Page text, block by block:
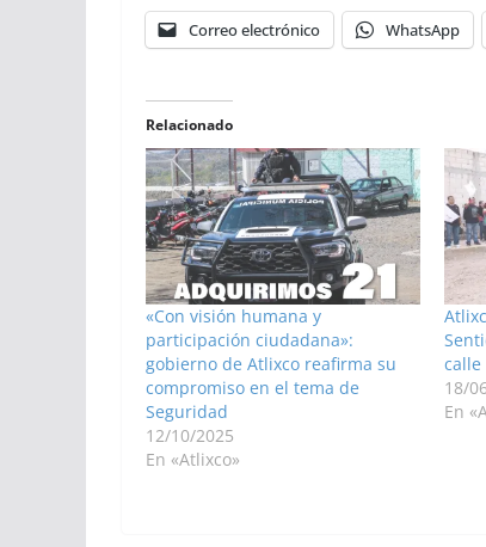
Correo electrónico WhatsApp
Relacionado
«Con visión humana y
participación ciudadana»:
gobierno de Atlixco reafirma su
compromiso en el tema de
Seguridad
12/10/2025
En «Atlixco»
calle
18/
En